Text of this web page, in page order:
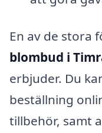
En av de stora
blombud i
erbjuder. Du
beställning
tillbehör, samt